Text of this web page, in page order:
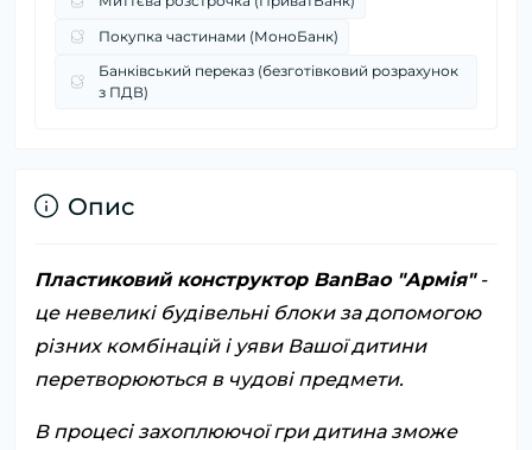
Покупка частинами (МоноБанк)
Банківський переказ (безготівковий розрахунок
з ПДВ)
Опис
Пластиковий конструктор BanBao "Армія"-
це невеликі будівельні блоки за допомогою
різних комбінацій і уяви Вашої дитини
перетворюються в чудові предмети.
В процесі захоплюючої гри дитина зможе